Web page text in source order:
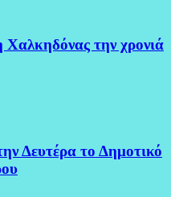
την χρονιά
Δευτέρα το Δημοτικό